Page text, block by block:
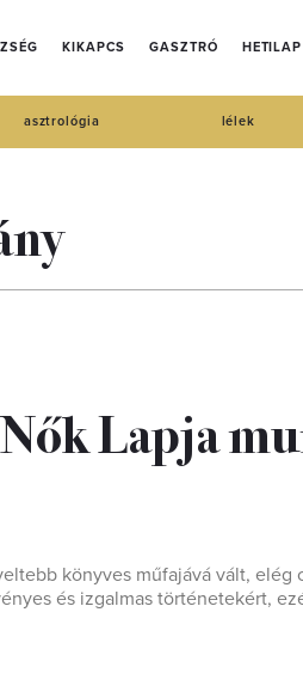
KIKAPCS GASZTRÓ HETILAP
asztrológia lélek
Lapja
könyves műfajává vált, elég
és izgalmas történetekért,